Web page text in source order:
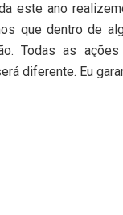
este ano
que dentro de
Todas as
diferente. Eu